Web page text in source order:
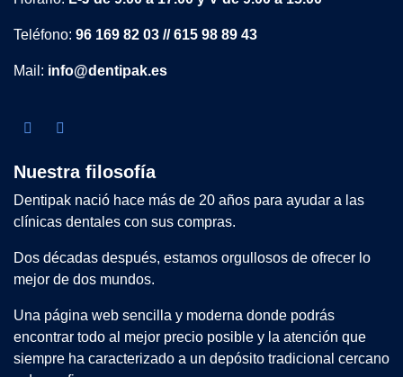
Teléfono: 96 169 82 03 // 615 98 89 43
Mail: info@dentipak.es
Nuestra filosofía
Dentipak nació hace más de 20 años para ayudar a las
clínicas dentales con sus compras.
Dos décadas después, estamos orgullosos de ofrecer lo
mejor de dos mundos.
Una página web sencilla y moderna donde podrás
encontrar todo al mejor precio posible y la atención que
siempre ha caracterizado a un depósito tradicional cercano